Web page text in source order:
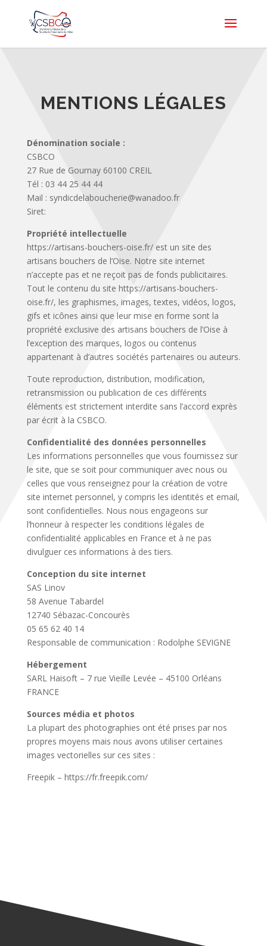
MENTIONS LÉGALES
Dénomination sociale :
CSBCO
27 Rue de Gournay 60100 CREIL
Tél : 03 44 25 44 44
Mail : syndicdelaboucherie@wanadoo.fr
Siret:
Propriété intellectuelle
https://artisans-bouchers-oise.fr/ est un site des
artisans bouchers de l’Oise. Notre site internet
n’accepte pas et ne reçoit pas de fonds publicitaires.
Tout le contenu du site https://artisans-bouchers-
oise.fr/, les graphismes, images, textes, vidéos, logos,
gifs et icônes ainsi que leur mise en forme sont la
propriété exclusive des artisans bouchers de l’Oise à
l’exception des marques, logos ou contenus
appartenant à d’autres sociétés partenaires ou auteurs.
Toute reproduction, distribution, modification,
retransmission ou publication de ces différents
éléments est strictement interdite sans l’accord exprès
par écrit à la CSBCO.
Confidentialité des données personnelles
Les informations personnelles que vous fournissez sur
le site, que se soit pour communiquer avec nous ou
celles que vous renseignez pour la création de votre
site internet personnel, y compris les identités et email,
sont confidentielles. Nous nous engageons sur
l’honneur à respecter les conditions légales de
confidentialité applicables en France et à ne pas
divulguer ces informations à des tiers.
Conception du site internet
SAS Linov
58 Avenue Tabardel
12740 Sébazac-Concourès
05 65 62 40 14
Responsable de communication : Rodolphe SEVIGNE
Hébergement
SARL Haisoft – 7 rue Vieille Levée – 45100 Orléans
FRANCE
Sources média et photos
La plupart des photographies ont été prises par nos
propres moyens mais nous avons utiliser certaines
images vectorielles sur ces sites :
Freepik – https://fr.freepik.com/